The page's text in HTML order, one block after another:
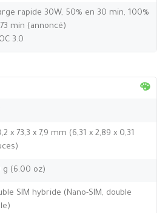
rapide 30W, 50% en 30 min, 100%
min (annoncé)
3.0
x 73,3 x 7,9 mm (6,31 x 2,89 x 0,31
g (6.00 oz)
SIM hybride (Nano-SIM, double